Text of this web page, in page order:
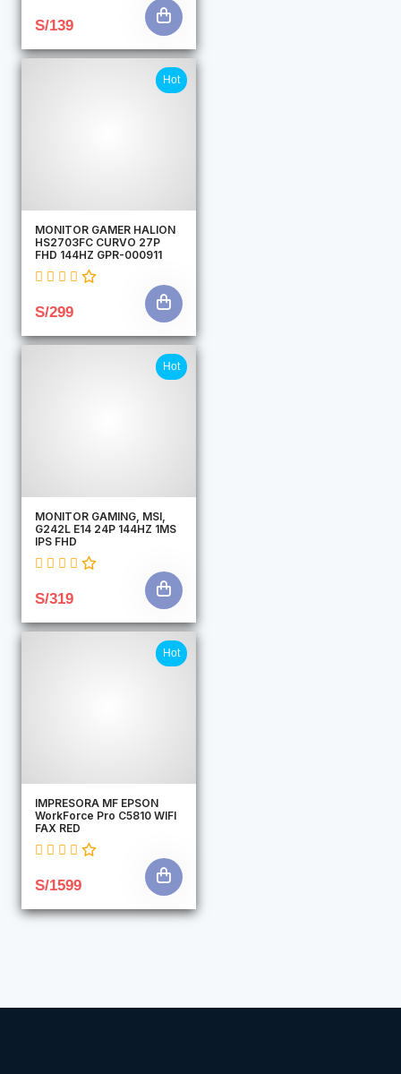
S/139
Hot
MONITOR GAMER HALION
HS2703FC CURVO 27P
FHD 144HZ GPR-000911
S/299
Hot
MONITOR GAMING, MSI,
G242L E14 24P 144HZ 1MS
IPS FHD
S/319
Hot
IMPRESORA MF EPSON
WorkForce Pro C5810 WIFI
FAX RED
S/1599